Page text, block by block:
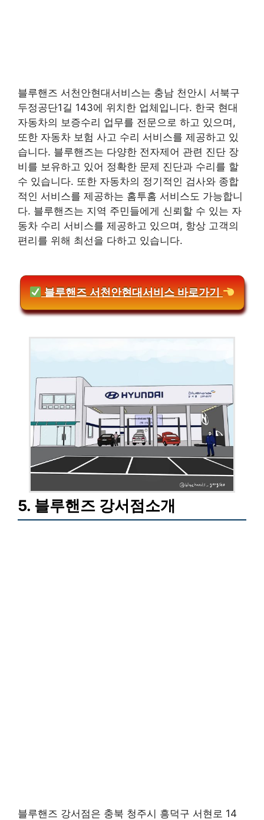
블루핸즈 서천안현대서비스는 충남 천안시 서북구
두정공단1길 143에 위치한 업체입니다. 한국 현대
자동차의 보증수리 업무를 전문으로 하고 있으며,
또한 자동차 보험 사고 수리 서비스를 제공하고 있
습니다. 블루핸즈는 다양한 전자제어 관련 진단 장
비를 보유하고 있어 정확한 문제 진단과 수리를 할
수 있습니다. 또한 자동차의 정기적인 검사와 종합
적인 서비스를 제공하는 홈투홈 서비스도 가능합니
다. 블루핸즈는 지역 주민들에게 신뢰할 수 있는 자
동차 수리 서비스를 제공하고 있으며, 항상 고객의
편리를 위해 최선을 다하고 있습니다.
블루핸즈 서천안현대서비스 바로가기
5. 블루핸즈 강서점소개
블루핸즈 강서점은 충북 청주시 흥덕구 서현로 14